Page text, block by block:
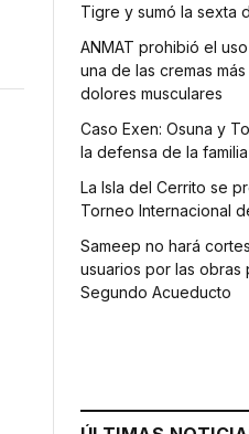
Tigre y sumó la sexta
ANMAT prohibió el
una de las cremas
dolores musculares
Caso Exen: Osuna y
la defensa de la familia
La Isla del Cerrito se
Torneo Internacional
Sameep no hará
usuarios por las obras
Segundo Acueducto